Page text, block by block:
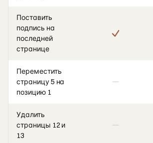
Поставить
подпись на
последней
странице
Переместить
страницу 5 на
позицию 1
Удалить
страницы 12 и
13